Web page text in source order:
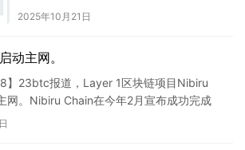
2025年10月21日
动主网。
】23btc报道，Layer 1区块链项目Nibiru
网。Nibiru Chain在今年2月宣布成功完成